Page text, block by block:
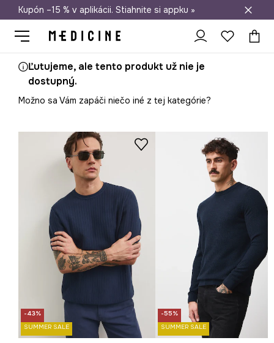
Doprava zadarmo od 50 €
Kupón –15 % v aplikácii. Stiahnite si appku »
Ľutujeme, ale tento produkt už nie je
dostupný.
Možno sa Vám zapáči niečo iné z tej kategórie?
-43%
SUMMER SALE
-55%
SUMMER SALE